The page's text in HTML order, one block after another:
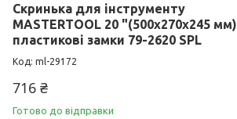
Скринька для інструменту
MASTERTOOL 20 "(500х270х245 мм)
пластикові замки 79-2620 SPL
ml-29172
716 ₴
Готово до відправки